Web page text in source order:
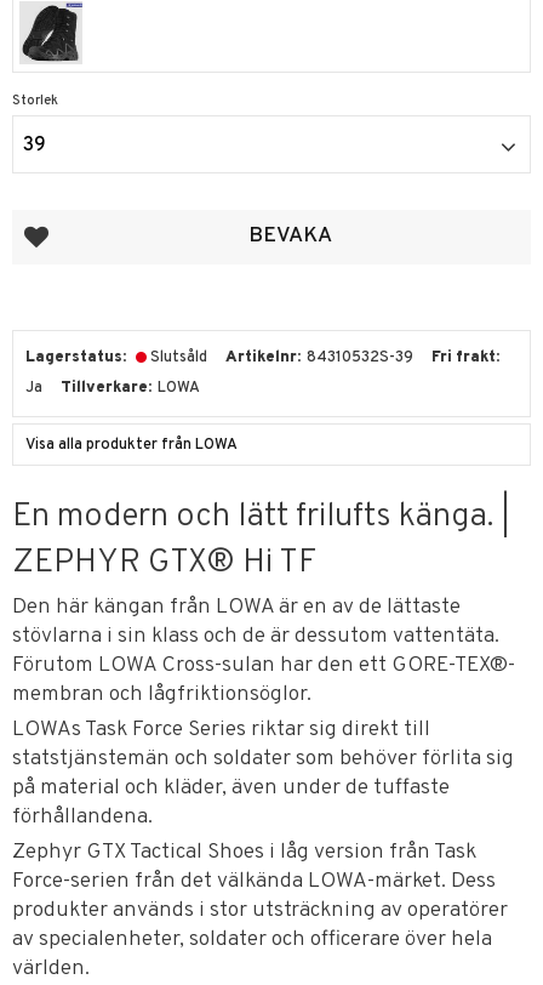
Storlek
39
Lägg till i favoriter BEVAKA
Lagerstatus Slutsåld Artikelnr 84310532S-39
Fri frakt
Ja
Tillverkare LOWA
Visa alla produkter från LOWA
En modern och lätt frilufts känga. |
ZEPHYR GTX® Hi TF
Den här kängan från LOWA är en av de lättaste
stövlarna i sin klass och de är dessutom vattentäta.
Förutom LOWA Cross-sulan har den ett GORE-TEX®-
membran och lågfriktionsöglor.
LOWAs Task Force Series riktar sig direkt till
statstjänstemän och soldater som behöver förlita sig
på material och kläder, även under de tuffaste
förhållandena.
Zephyr GTX Tactical Shoes i låg version från Task
Force-serien från det välkända LOWA-märket. Dess
produkter används i stor utsträckning av operatörer
av specialenheter, soldater och officerare över hela
världen.